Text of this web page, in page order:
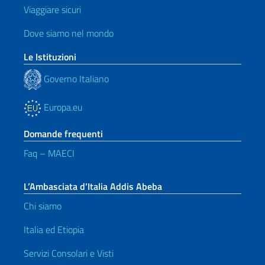
Viaggiare sicuri
Dove siamo nel mondo
Le Istituzioni
Governo Italiano
Europa.eu
Domande frequenti
Faq – MAECI
L’Ambasciata d’Italia Addis Abeba
Chi siamo
Italia ed Etiopia
Servizi Consolari e Visti